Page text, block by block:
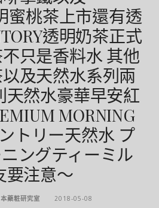
蜜桃茶上市還有透
透明奶茶正式
不只是香料水 其他
及天然水系列兩
天然水豪華早安紅
MORNING
トリー天然水 プ
ングティーミル
要注意～
本藥粧研究室 2018-05-08